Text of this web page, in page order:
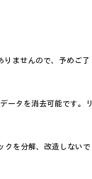
りませんので、予めご了
ータを消去可能です。リ
クを分解、改造しないで